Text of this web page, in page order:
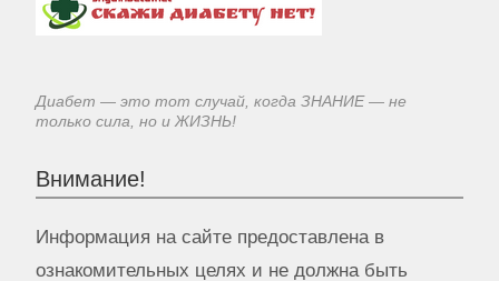
Диабет — это тот случай, когда ЗНАНИЕ — не
только сила, но и ЖИЗНЬ!
Внимание!
Информация на сайте предоставлена в
ознакомительных целях и не должна быть